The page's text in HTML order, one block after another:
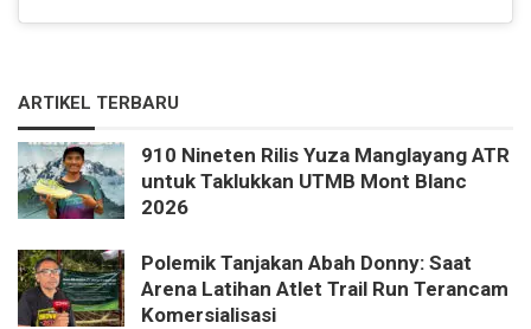
ARTIKEL TERBARU
910 Nineten Rilis Yuza Manglayang ATR
untuk Taklukkan UTMB Mont Blanc
2026
Polemik Tanjakan Abah Donny: Saat
Arena Latihan Atlet Trail Run Terancam
Komersialisasi